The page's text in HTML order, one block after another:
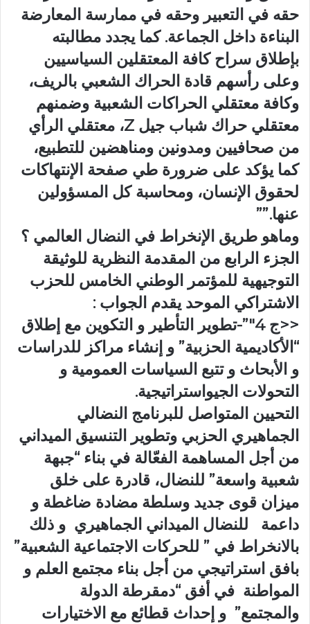
حقه في التعبير وحقه في ممارسة المعارضة
البناءة داخل الجماعة. كما يجدد مطالبته
بإطلاق سراح كافة المعتقلين السياسيين
وعلى رأسهم قادة الحراك الشعبي بالريف،
وكافة معتقلي الحراكات الشعبية وضمنهم
معتقلي حراك شباب جيل Z، معتقلي الرأي
من صحافيين ومدونين ومناهضين للتطبيع،
كما يؤكد على ضرورة طي صفحة الإنتهاكات
لحقوق الإنسان، ومحاسبة كل المسؤولين
عنها.””
وماهو طريق الإنخراط في النضال العالمي ؟
الجزء الرابع من المقدمة النظرية للوثيقة
التوجيهية للمؤتمر الوطني الخامس للحزب
الاشتراكي الموحد يقدم الجواب :
<<ج 4″”-تطوير التأطير و التكوين مع إطلاق
“الأكاديمية الحزبية” و إنشاء مراكز للدراسات
و الأبحاث و تتبع السياسات العمومية و
التحولات الجيواستراتيجية.
التحيين المتواصل للبرنامج النضالي
الجماهيري الحزبي وتطوير التنسيق الميداني
من أجل المساهمة الفعّالة في بناء “جبهة
شعبية واسعة” للنضال، قادرة على خلق
ميزان قوى جديد وسلطة مضادة ضاغطة و
داعمة للنضال الميداني الجماهيري و ذلك
بالانخراط في ” للحركات الاجتماعية الشعبية”
بافق استراتيجي من أجل بناء مجتمع العلم و
المواطنة في أفق “دمقرطة الدولة
والمجتمع” و إحداث قطائع مع الاختيارات